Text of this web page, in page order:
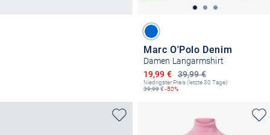
Marc O'Polo Denim
Damen Langarmshirt
39,99 €
Ermäßigter Preis
19,99 €
Niedrigster Preis (letzte 30 Tage):
39,99€ -50%